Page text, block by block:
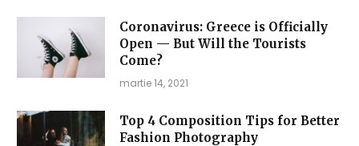
Coronavirus: Greece is Officially
Open — But Will the Tourists
Come?
martie 14, 2021
Top 4 Composition Tips for Better
Fashion Photography